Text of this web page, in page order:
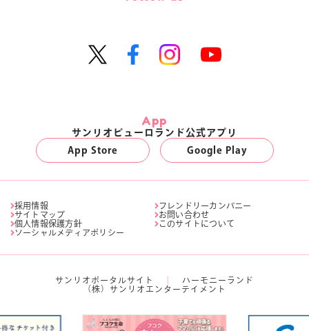
App
サンリオピューロランド公式アプリ
App Store
Google Play
採用情報
フレンドリーカンパニー
サイトマップ
お問い合わせ
個人情報保護方針
このサイトについて
ソーシャルメディアポリシー
サンリオポータルサイト
ハーモニーランド
（株）サンリオエンターテイメント